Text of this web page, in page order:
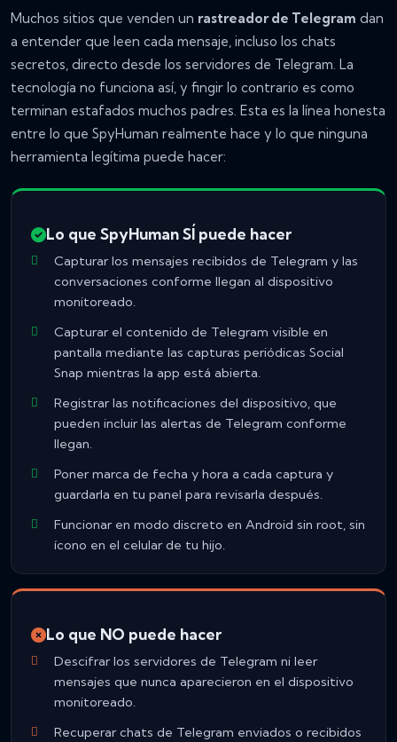
Muchos sitios que venden un rastreador de Telegram dan
a entender que leen cada mensaje, incluso los chats
secretos, directo desde los servidores de Telegram. La
tecnología no funciona así, y fingir lo contrario es como
terminan estafados muchos padres. Esta es la línea honesta
entre lo que SpyHuman realmente hace y lo que ninguna
herramienta legítima puede hacer:
Lo que SpyHuman SÍ puede hacer
Capturar los mensajes recibidos de Telegram y las
conversaciones conforme llegan al dispositivo
monitoreado.
Capturar el contenido de Telegram visible en
pantalla mediante las capturas periódicas Social
Snap mientras la app está abierta.
Registrar las notificaciones del dispositivo, que
pueden incluir las alertas de Telegram conforme
llegan.
Poner marca de fecha y hora a cada captura y
guardarla en tu panel para revisarla después.
Funcionar en modo discreto en Android sin root, sin
ícono en el celular de tu hijo.
Lo que NO puede hacer
Descifrar los servidores de Telegram ni leer
mensajes que nunca aparecieron en el dispositivo
monitoreado.
Recuperar chats de Telegram enviados o recibidos